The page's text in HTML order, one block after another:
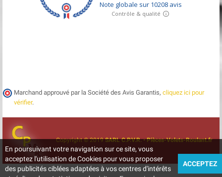
Marchand approuvé par la Société des Avis Garantis, cliquez ici pour
vérifier.
Copyright © 2019SARL C.P.V.R. • Pièces-Volets-Roulant.fr
En poursuivant votre navigation sur ce site, vous
acceptez l'utilisation de Cookies pour vous proposer
des publicités ciblées adaptées à vos centres d'intérêts
ACCEPTEZ